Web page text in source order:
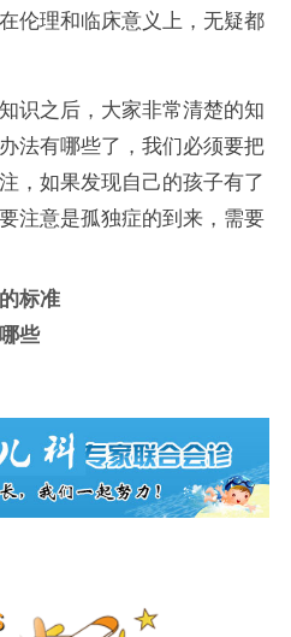
伦理和临床意义上，无疑都
识之后，大家非常清楚的知
法有哪些了，我们必须要把
，如果发现自己的孩子有了
注意是孤独症的到来，需要
标准
些